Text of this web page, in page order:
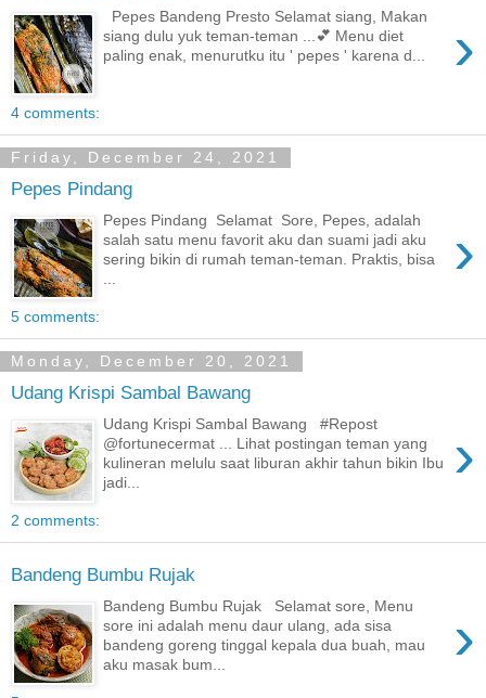
›
Pepes Bandeng Presto Selamat siang, Makan
siang dulu yuk teman-teman ...💕 Menu diet
paling enak, menurutku itu ' pepes ' karena d...
4 comments:
Friday, December 24, 2021
Pepes Pindang
›
Pepes Pindang Selamat Sore, Pepes, adalah
salah satu menu favorit aku dan suami jadi aku
sering bikin di rumah teman-teman. Praktis, bisa
5 comments:
Monday, December 20, 2021
Udang Krispi Sambal Bawang
›
Udang Krispi Sambal Bawang #Repost
@fortunecermat ... Lihat postingan teman yang
kulineran melulu saat liburan akhir tahun bikin Ibu
jadi...
2 comments:
Bandeng Bumbu Rujak
›
Bandeng Bumbu Rujak Selamat sore, Menu
sore ini adalah menu daur ulang, ada sisa
bandeng goreng tinggal kepala dua buah, mau
aku masak bum...